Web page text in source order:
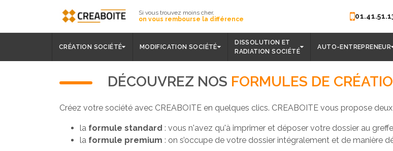
Si vous trouvez moins cher,
on vous rembourse la différence
CRÉATION SOCIÉTÉ MODIFICATION SOCIÉTÉ
DISSOLUTION ET
RADIATION SOCIÉTÉ
AUTO-ENTREPRENEUR
DÉCOUVREZ NOS FORMULES DE
Créez votre société avec CREABOITE en quelques clics. CREABOITE vous propose
la formule standard : vous n'avez qu'à imprimer et déposer votre dossier au greffe
la formule premium : on s’occupe de votre dossier intégralement et de manière